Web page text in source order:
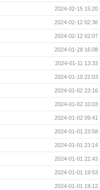
2024-02-15 15:20
2024-02-12 02:36
2024-02-12 02:07
2024-01-28 16:08
2024-01-11 13:33
2024-01-10 22:03
2024-01-02 23:16
2024-01-02 10:03
2024-01-02 09:41
2024-01-01 23:58
2024-01-01 23:14
2024-01-01 22:43
2024-01-01 19:53
2024-01-01 19:12